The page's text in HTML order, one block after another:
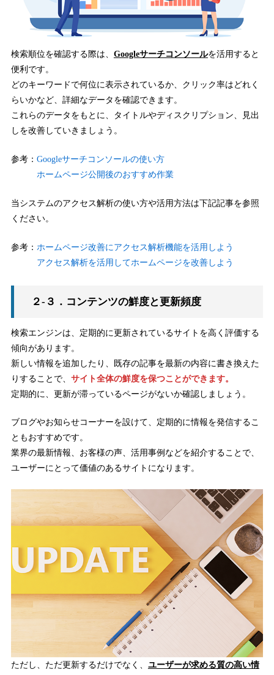
検索順位を確認する際は、 Googleサーチコンソールを活用すると
便利です。
どのキーワードで何位に表示されているか、クリック率はどれく
らいかなど、詳細なデータを確認できます。
これらのデータをもとに、タイトルやディスクリプション、見出
しを改善していきましょう。
参考： Googleサーチコンソールの使い方
ホームページ公開後のおすすめ作業
当システムのアクセス解析の使い方や活用方法は下記記事を参照
ください。
参考： ホームページ改善にアクセス解析機能を活用しよう
アクセス解析を活用してホームページを改善しよう
２-３．コンテンツの鮮度と更新頻度
検索エンジンは、定期的に更新されているサイトを高く評価する
傾向があります。
新しい情報を追加したり、既存の記事を最新の内容に書き換えた
りすることで、 サイト全体の鮮度を保つことができます。
定期的に、更新が滞っているページがないか確認しましょう。
ブログやお知らせコーナーを設けて、定期的に情報を発信するこ
ともおすすめです。
業界の最新情報、お客様の声、活用事例などを紹介することで、
ユーザーにとって価値のあるサイトになります。
ただし、ただ更新するだけでなく、 ユーザーが求める質の高い情